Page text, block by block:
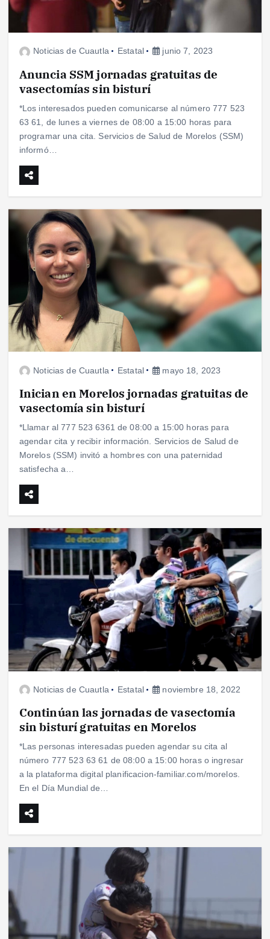
Noticias de Cuautla Estatal junio 7, 2023
Anuncia SSM jornadas gratuitas de
vasectomías sin bisturí
*Los interesados pueden comunicarse al número 777 523
63 61, de lunes a viernes de 08:00 a 15:00 horas para
programar una cita. Servicios de Salud de Morelos (SSM)
informó…
Noticias de Cuautla Estatal mayo 18, 2023
Inician en Morelos jornadas gratuitas de
vasectomía sin bisturí
*Llamar al 777 523 6361 de 08:00 a 15:00 horas para
agendar cita y recibir información. Servicios de Salud de
Morelos (SSM) invitó a hombres con una paternidad
satisfecha a…
Noticias de Cuautla Estatal noviembre 18, 2022
Continúan las jornadas de vasectomía
sin bisturí gratuitas en Morelos
*Las personas interesadas pueden agendar su cita al
número 777 523 63 61 de 08:00 a 15:00 horas o ingresar
a la plataforma digital planificacion-familiar.com/morelos.
En el Día Mundial de…